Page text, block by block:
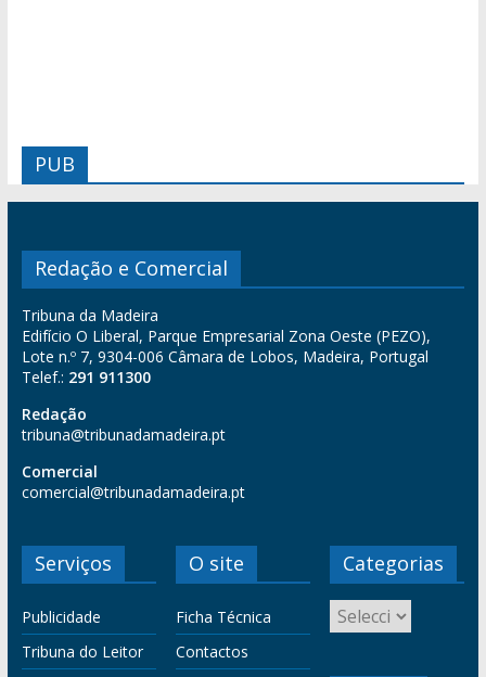
PUB
Redação e Comercial
Tribuna da Madeira
Edifício O Liberal, Parque Empresarial Zona Oeste (PEZO),
Lote n.º 7, 9304-006 Câmara de Lobos, Madeira, Portugal
Telef.: 291 911300
Redação
tribuna@tribunadamadeira.pt
Comercial
comercial@tribunadamadeira.pt
Serviços
Publicidade
Tribuna do Leitor
O site
Ficha Técnica
Contactos
Categorias